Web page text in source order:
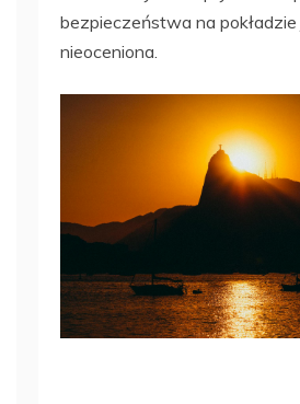
bezpieczeństwa na
nieoceniona.